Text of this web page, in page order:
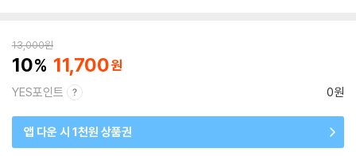
13,000원
10 11,700
YES포인트 0원
앱 다운 시 1천원 상품권